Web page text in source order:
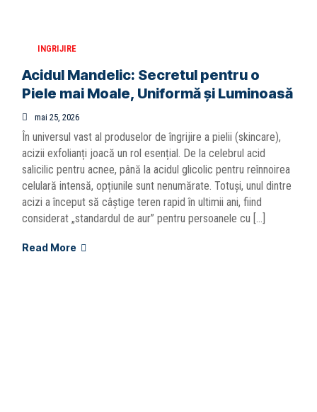
INGRIJIRE
Acidul Mandelic: Secretul pentru o
Piele mai Moale, Uniformă și Luminoasă
mai 25, 2026
În universul vast al produselor de îngrijire a pielii (skincare),
acizii exfolianți joacă un rol esențial. De la celebrul acid
salicilic pentru acnee, până la acidul glicolic pentru reînnoirea
celulară intensă, opțiunile sunt nenumărate. Totuși, unul dintre
acizi a început să câștige teren rapid în ultimii ani, fiind
considerat „standardul de aur” pentru persoanele cu […]
Read More